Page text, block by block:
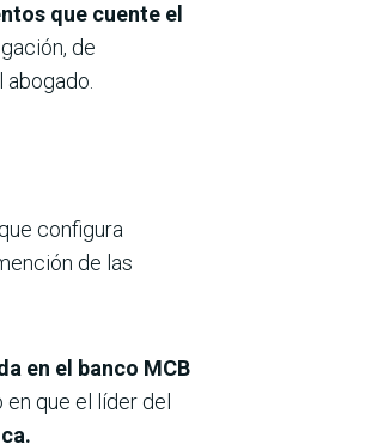
que cuente el
de
configura
de las
en el banco MCB
en que el líder del